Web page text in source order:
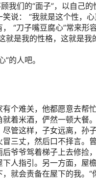
我们的“面子”，以自己
说： “我就是这个性，
“刀子嘴豆腐心”常来形
就是我的性格，这就是
的人吧。
个难关，他都愿意去帮
着米酒，俨然一顿大餐
管这样，子女远离，孙
三丈，然后口不择言。
爷爷驾着梯子上去修捡
人指引。另一方面，屋
就会责备在屋下的我。